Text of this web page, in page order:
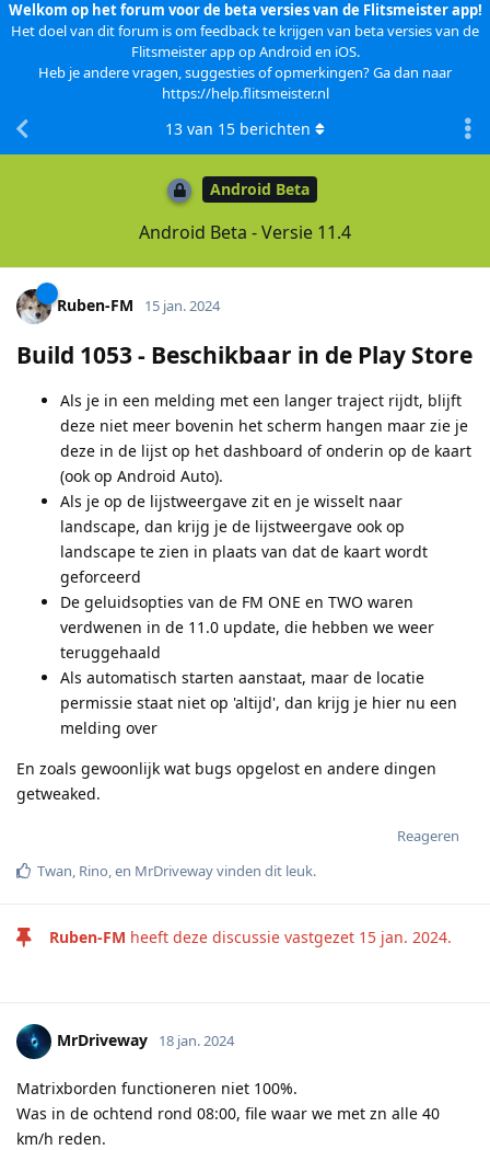
Welkom op het forum voor de beta versies van de Flitsmeister app!
Het doel van dit forum is om feedback te krijgen van beta versies van de
Flitsmeister app op Android en iOS.
Heb je andere vragen, suggesties of opmerkingen? Ga dan naar
https://help.flitsmeister.nl
Android Beta
Android Beta - Versie 11.4
13 van 15 berichten
Ruben-FM 15 jan. 2024
Build 1053 - Beschikbaar in de Play Store
Als je in een melding met een langer traject rijdt, blijft
deze niet meer bovenin het scherm hangen maar zie je
deze in de lijst op het dashboard of onderin op de kaart
(ook op Android Auto).
Als je op de lijstweergave zit en je wisselt naar
landscape, dan krijg je de lijstweergave ook op
landscape te zien in plaats van dat de kaart wordt
geforceerd
De geluidsopties van de FM ONE en TWO waren
verdwenen in de 11.0 update, die hebben we weer
teruggehaald
Als automatisch starten aanstaat, maar de locatie
permissie staat niet op 'altijd', dan krijg je hier nu een
melding over
En zoals gewoonlijk wat bugs opgelost en andere dingen
getweaked.
Reageren
Twan, Rino, en MrDrivewayvinden dit leuk.
Ruben-FM heeft deze discussie vastgezet 15 jan. 2024.
MrDriveway 18 jan. 2024
Matrixborden functioneren niet 100%.
Was in de ochtend rond 08:00, file waar we met zn alle 40
km/h reden.